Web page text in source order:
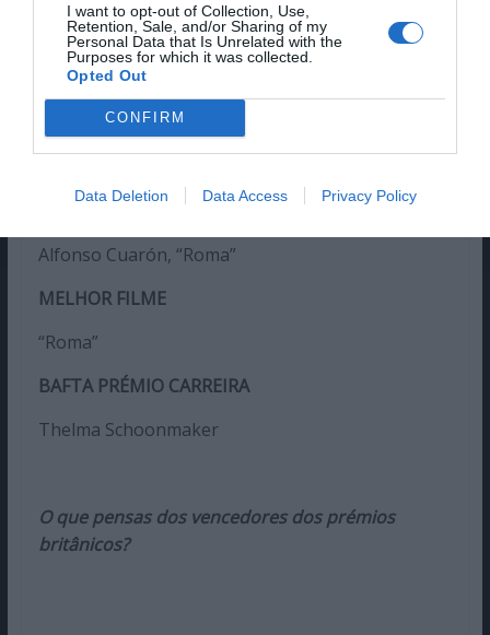
I want to opt-out of Collection, Use,
Retention, Sale, and/or Sharing of my
Personal Data that Is Unrelated with the
Purposes for which it was collected.
Opted Out
CONFIRM
Data Deletion Data Access Privacy Policy
MELHOR ATOR
Rami Malek, “Bohemian Rhapsody”
MELHOR ATRIZ
MELHOR REALIZADOR
Alfonso Cuarón, “Roma”
MELHOR FILME
“Roma”
BAFTA PRÉMIO CARREIRA
Thelma Schoonmaker
O que pensas dos vencedores dos prémios
britânicos?